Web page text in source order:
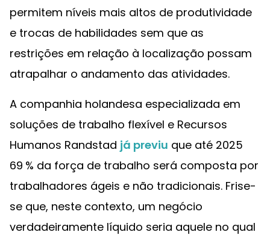
permitem níveis mais altos de produtividade
e trocas de habilidades sem que as
restrições em relação à localização possam
atrapalhar o andamento das atividades.
A companhia holandesa especializada em
soluções de trabalho flexível e Recursos
Humanos Randstad já previu que até 2025
69 % da força de trabalho será composta por
trabalhadores ágeis e não tradicionais. Frise-
se que, neste contexto, um negócio
verdadeiramente líquido seria aquele no qual